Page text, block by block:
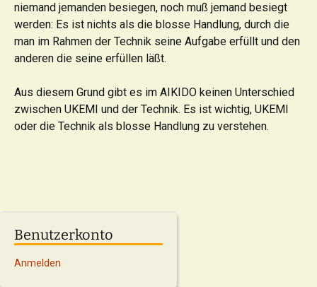
niemand jemanden besiegen, noch muß jemand besiegt
werden: Es ist nichts als die blosse Handlung, durch die
man im Rahmen der Technik seine Aufgabe erfüllt und den
anderen die seine erfüllen läßt.
Aus diesem Grund gibt es im AIKIDO keinen Unterschied
zwischen UKEMI und der Technik. Es ist wichtig, UKEMI
oder die Technik als blosse Handlung zu verstehen.
Benutzerkonto
Anmelden